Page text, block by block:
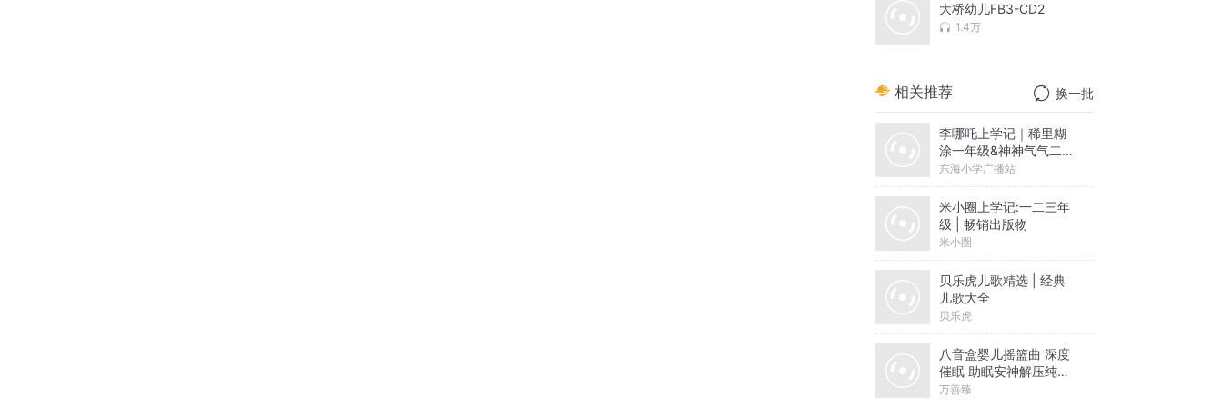
大桥幼儿FB3-CD2
1.4万
相关推荐 换一批
李哪吒上学记｜稀里糊
涂一年级&神神气气二年
级
东海小学广播站
米小圈上学记:一二三年
级 | 畅销出版物
米小圈
贝乐虎儿歌精选 | 经典
儿歌大全
贝乐虎
八音盒婴儿摇篮曲 深度
催眠 助眠安神解压纯音
乐
万善臻